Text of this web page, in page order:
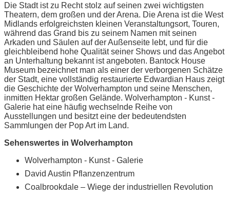
Die Stadt ist zu Recht stolz auf seinen zwei wichtigsten
Theatern, dem großen und der Arena. Die Arena ist die West
Midlands erfolgreichsten kleinen Veranstaltungsort, Touren,
während das Grand bis zu seinem Namen mit seinen
Arkaden und Säulen auf der Außenseite lebt, und für die
gleichbleibend hohe Qualität seiner Shows und das Angebot
an Unterhaltung bekannt ist angeboten. Bantock House
Museum bezeichnet man als einer der verborgenen Schätze
der Stadt, eine vollständig restaurierte Edwardian Haus zeigt
die Geschichte der Wolverhampton und seine Menschen,
inmitten Hektar großen Gelände. Wolverhampton - Kunst -
Galerie hat eine häufig wechselnde Reihe von
Ausstellungen und besitzt eine der bedeutendsten
Sammlungen der Pop Art im Land.
Sehenswertes in Wolverhampton
Wolverhampton - Kunst - Galerie
David Austin Pflanzenzentrum
Coalbrookdale – Wiege der industriellen Revolution